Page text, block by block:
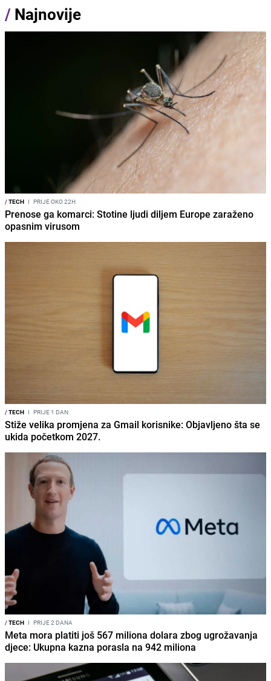
/ Najnovije
/TECH I PRIJE OKO 22H
Prenose ga komarci: Stotine ljudi diljem Europe zaraženo
opasnim virusom
/TECH I PRIJE 1 DAN
Stiže velika promjena za Gmail korisnike: Objavljeno šta se
ukida početkom 2027.
/TECH I PRIJE 2 DANA
Meta mora platiti još 567 miliona dolara zbog ugrožavanja
djece: Ukupna kazna porasla na 942 miliona